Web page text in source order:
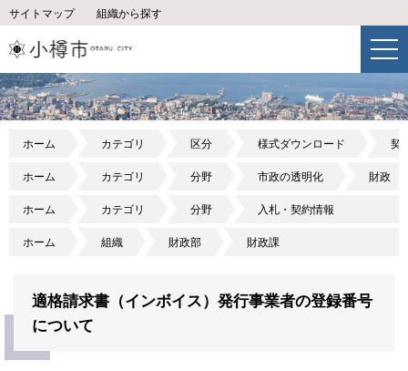
サイトマップ 組織から探す
ホーム カテゴリ 区分 様式ダウンロード 契
ホーム カテゴリ 分野 市政の透明化 財政
ホーム カテゴリ 分野 入札・契約情報
ホーム 組織 財政部 財政課
適格請求書（インボイス）発行事業者の登録番号
について